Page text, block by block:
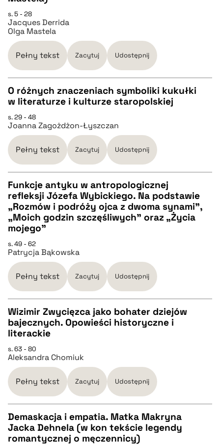
s. 5 - 28
Jacques Derrida
Olga Mastela
Pełny tekst Zacytuj Udostępnij
pobierz cytat
BIBTEX
pobierz cytat
O różnych znaczeniach symboliki kukułki
w literaturze i kulturze staropolskiej
s. 29 - 48
Joanna Zagożdżon-Łyszczan
Pełny tekst Zacytuj Udostępnij
CZYSTY TEKST
pobierz cytat
BIBTEX
pobierz cytat
Funkcje antyku w antropologicznej
refleksji Józefa Wybickiego. Na podstawie
„Rozmów i podróży ojca z dwoma synami”,
„Moich godzin szczęśliwych” oraz „Życia
mojego”
s. 49 - 62
Patrycja Bąkowska
Pełny tekst Zacytuj Udostępnij
CZYSTY TEKST
pobierz cytat
BIBTEX
pobierz cytat
Wizimir Zwycięzca jako bohater dziejów
bajecznych. Opowieści historyczne i
literackie
s. 63 - 80
Aleksandra Chomiuk
Pełny tekst Zacytuj Udostępnij
CZYSTY TEKST
Demaskacja i empatia. Matka Makryna
Jacka Dehnela (w kon tekście legendy
romantycznej o męczennicy)